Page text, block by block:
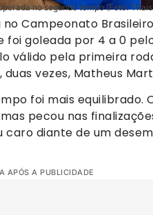
no segundo tempo (Foto:
Campeonato
goleada por 4 a 0
válido pela primeira
vezes, Matheus
foi mais equilibrado.
pecou nas
diante de um
APÓS A PUBLICIDADE